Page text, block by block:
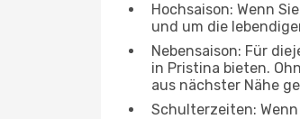
Hochsaison: Wenn
und um die
Nebensaison: Für
in Pristina bieten.
aus nächster Nähe
Schulterzeiten: